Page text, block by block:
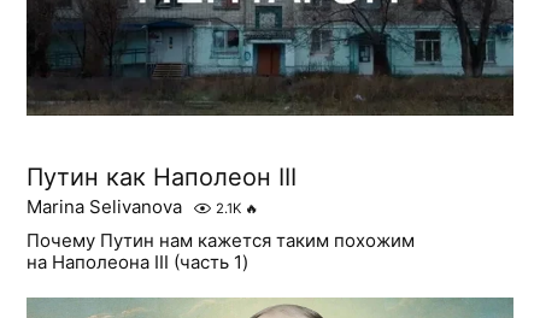
Путин как Наполеон III
Marina Selivanova 2.1K 🔥
Почему Путин нам кажется таким похожим
на Наполеона III (часть 1)